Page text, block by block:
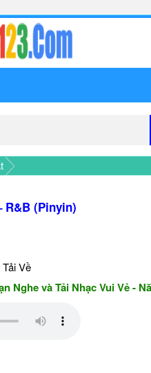
R&B (Pinyin)
Về
Tải Nhạc Vui Vẻ - Năm Mới